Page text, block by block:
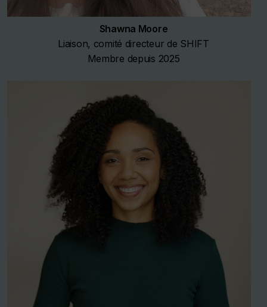
Shawna Moore
Liaison, comité directeur de SHIFT
Membre depuis 2025